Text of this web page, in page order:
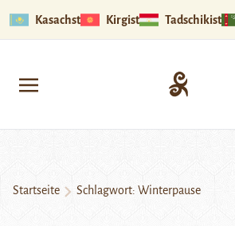
Kasachstan Kirgistan Tadschikistan
Startseite Schlagwort: Winterpause